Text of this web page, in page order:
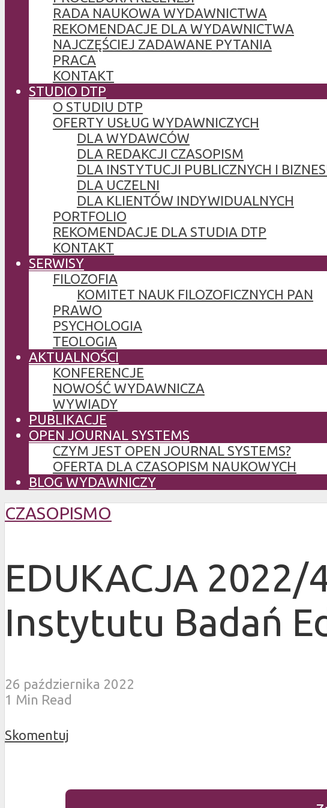
RADA NAUKOWA WYDAWNICTWA
REKOMENDACJE DLA WYDAWNICTWA
NAJCZĘŚCIEJ ZADAWANE PYTANIA
PRACA
KONTAKT
STUDIO DTP
O STUDIU DTP
OFERTY USŁUG WYDAWNICZYCH
DLA WYDAWCÓW
DLA REDAKCJI CZASOPISM
DLA INSTYTUCJI PUBLICZNYCH I
DLA UCZELNI
DLA KLIENTÓW INDYWIDUALNYCH
PORTFOLIO
REKOMENDACJE DLA STUDIA DTP
KONTAKT
SERWISY
FILOZOFIA
KOMITET NAUK FILOZOFICZNYCH PAN
PRAWO
PSYCHOLOGIA
TEOLOGIA
AKTUALNOŚCI
KONFERENCJE
NOWOŚĆ WYDAWNICZA
WYWIADY
PUBLIKACJE
OPEN JOURNAL SYSTEMS
CZYM JEST OPEN JOURNAL SYSTEMS?
OFERTA DLA CZASOPISM NAUKOWYCH
BLOG WYDAWNICZY
CZASOPISMO
EDUKACJA
Instytutu Badań
26 października 2022
1 Min Read
Skomentuj